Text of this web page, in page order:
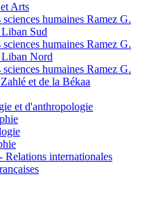
Arts
humaines Ramez G.
Sud
humaines Ramez G.
Nord
humaines Ramez G.
et de la Békaa
et d'anthropologie
Relations internationales